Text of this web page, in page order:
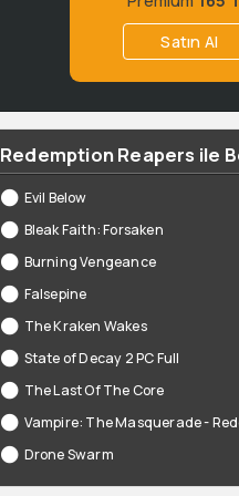
Satın Al
Redemption Reapers ile
Evil Below
Bleak Faith: Forsaken
Burning Vengeance
Falsepine
The Kraken Wakes
State of Decay 2 PC Full
The Last Of The Core
Vampire: The Masquerade -
Drone Swarm